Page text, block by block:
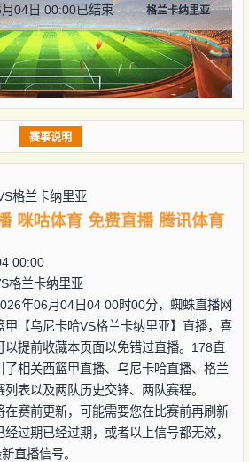
04日 00:00已结束 格兰卡纳里亚
赛事说明
格兰卡纳里亚
咪咕体育 免费直播 腾讯体育
00:00
格兰卡纳里亚
年06月04日04 00时00分，蜘蛛直播网
【乌尼卡哈VS格兰卡纳里亚】直播，喜
以提前收藏本页面以免错过直播。178直
相关西篮甲直播、乌尼卡哈直播、格兰
表以及两队历史交锋、两队赛程。
在赛前更新，可能需要您在比赛前再刷新
过期已经过期，或者以上信号都无效，
直播信号。